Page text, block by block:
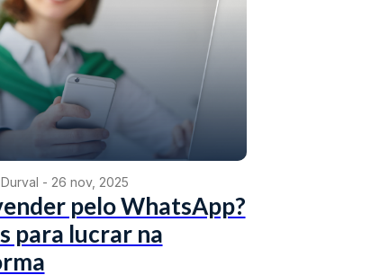
- 26 nov, 2025
pelo WhatsApp?
para lucrar na